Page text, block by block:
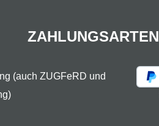
ZAHLUNGSARTEN
(auch ZUGFeRD und